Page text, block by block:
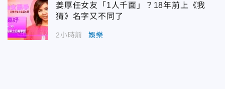
姜厚任女友「1人千面」？18年前上《我
猜》名字又不同了
2小時前 娛樂